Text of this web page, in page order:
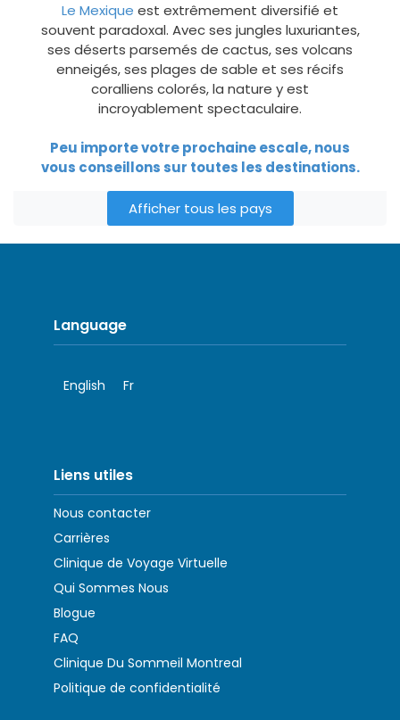
Le Mexique est extrêmement diversifié et
souvent paradoxal. Avec ses jungles luxuriantes,
ses déserts parsemés de cactus, ses volcans
enneigés, ses plages de sable et ses récifs
coralliens colorés, la nature y est
incroyablement spectaculaire.
Peu importe votre prochaine escale, nous
vous conseillons sur toutes les destinations.
Afficher tous les pays
Language
English Fr
Liens utiles
Nous contacter
Carrières
Clinique de Voyage Virtuelle
Qui Sommes Nous
Blogue
FAQ
Clinique Du Sommeil Montreal
Politique de confidentialité